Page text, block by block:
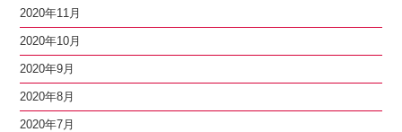
2020年11月
2020年10月
2020年9月
2020年8月
2020年7月